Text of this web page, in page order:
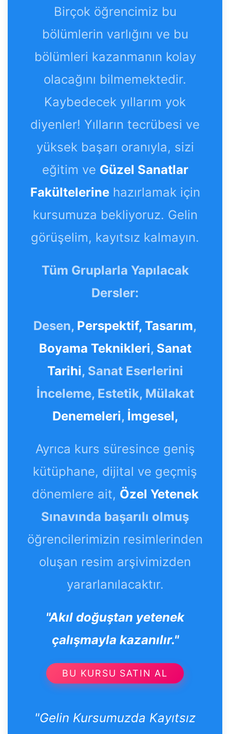
Birçok öğrencimiz bu
bölümlerin varlığını ve bu
bölümleri kazanmanın kolay
olacağını bilmemektedir.
Kaybedecek yıllarım yok
diyenler! Yılların tecrübesi ve
yüksek başarı oranıyla, sizi
eğitim ve Güzel Sanatlar
Fakültelerinehazırlamak için
kursumuza bekliyoruz. Gelin
görüşelim, kayıtsız kalmayın.
Tüm Gruplarla Yapılacak
Dersler:
Desen, Perspektif, Tasarım,
Boyama Teknikleri, Sanat
Tarihi, Sanat Eserlerini
İnceleme, Estetik, Mülakat
Denemeleri, İmgesel,
Ayrıca kurs süresince geniş
kütüphane, dijital ve geçmiş
dönemlere ait, Özel Yetenek
Sınavında başarılı olmuş
öğrencilerimizin resimlerinden
oluşan resim arşivimizden
yararlanılacaktır.
"Akıl doğuştan yetenek
çalışmayla kazanılır."
BU KURSU SATIN AL
"Gelin Kursumuzda Kayıtsız